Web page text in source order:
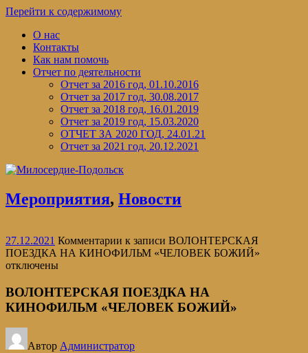
Перейти к содержимому
О нас
Контакты
Как нам помочь
Отчет по деятельности
Отчет за 2016 год, 01.10.2016
Отчет за 2017 год, 30.08.2017
Отчет за 2018 год, 16.01.2019
Отчет за 2019 год, 15.03.2020
ОТЧЕТ ЗА 2020 ГОД, 24.01.21
Отчет за 2021 год, 20.12.2021
Мероприятия, Новости
27.12.2021 Комментарии к записи ВОЛОНТЕРСКАЯ
ПОЕЗДКА НА КИНОФИЛЬМ «ЧЕЛОВЕК БОЖИЙ»
отключены
ВОЛОНТЕРСКАЯ ПОЕЗДКА НА
КИНОФИЛЬМ «ЧЕЛОВЕК БОЖИЙ»
Автор Администратор